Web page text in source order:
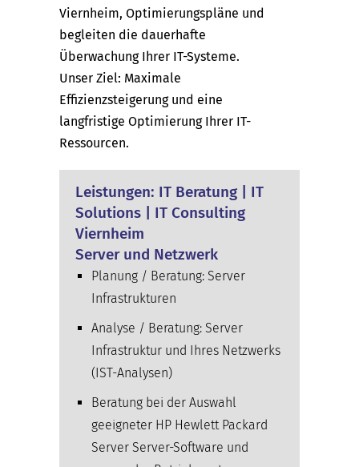
Viernheim, Optimierungspläne und
begleiten die dauerhafte
Überwachung Ihrer IT-Systeme.
Unser Ziel: Maximale
Effizienzsteigerung und eine
langfristige Optimierung Ihrer IT-
Ressourcen.
Leistungen: IT Beratung | IT
Solutions | IT Consulting
Viernheim
Server und Netzwerk
Planung / Beratung: Server
Infrastrukturen
Analyse / Beratung: Server
Infrastruktur und Ihres Netzwerks
(IST-Analysen)
Beratung bei der Auswahl
geeigneter HP Hewlett Packard
Server Server-Software und